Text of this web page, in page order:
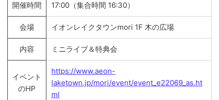
開催時間 17:00（集合時間 16:30）
会場 イオンレイクタウンmori 1F 木の広場
内容 ミニライブ＆特典会
イベント
のHP
https://www.aeon-
laketown.jp/mori/event/event_e22069_as.ht
ml